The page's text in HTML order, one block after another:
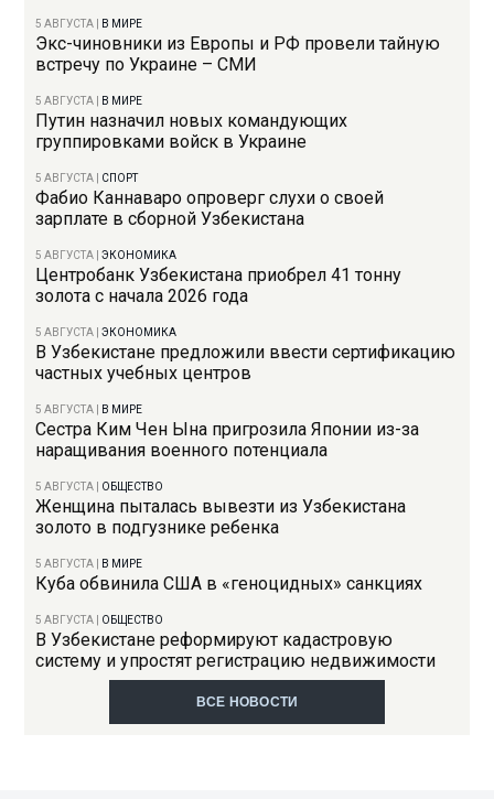
5 АВГУСТА В МИРЕ
Экс-чиновники из Европы и РФ провели тайную
встречу по Украине – СМИ
5 АВГУСТА В МИРЕ
Путин назначил новых командующих
группировками войск в Украине
5 АВГУСТА СПОРТ
Фабио Каннаваро опроверг слухи о своей
зарплате в сборной Узбекистана
5 АВГУСТА |ЭКОНОМИКА
Центробанк Узбекистана приобрел 41 тонну
золота с начала 2026 года
5 АВГУСТА |ЭКОНОМИКА
В Узбекистане предложили ввести сертификацию
частных учебных центров
5 АВГУСТА В МИРЕ
Сестра Ким Чен Ына пригрозила Японии из-за
наращивания военного потенциала
5 АВГУСТА ОБЩЕСТВО
Женщина пыталась вывезти из Узбекистана
золото в подгузнике ребенка
5 АВГУСТА В МИРЕ
Куба обвинила США в «геноцидных» санкциях
5 АВГУСТА ОБЩЕСТВО
В Узбекистане реформируют кадастровую
систему и упростят регистрацию недвижимости
ВСЕ НОВОСТИ